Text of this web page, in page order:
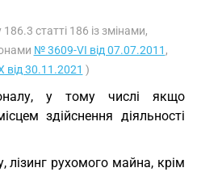
статті 186 із змінами,
№ 3609-VI від 07.07.2011 ,
від 30.11.2021 )
у тому числі якщо
здійснення діяльності
лізинг рухомого майна, крім